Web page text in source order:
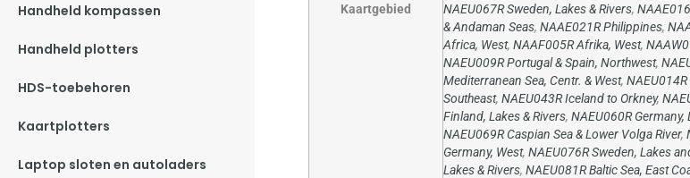
Handheld kompassen
Handheld plotters
HDS-toebehoren
Kaartplotters
Laptop sloten en autoladers
Kaartgebied NAEU067R Sweden, Lakes & Rivers,
& Andaman Seas, NAAE021R Philippines,
Africa, West, NAAF005R Afrika, West,
NAEU009R Portugal & Spain, Northwest,
Mediterranean Sea, Centr. & West, NAEU014R
Southeast, NAEU043R Iceland to Orkney,
Finland, Lakes & Rivers, NAEU060R Germany,
NAEU069R Caspian Sea & Lower Volga River,
Germany, West, NAEU076R Sweden, Lakes
Lakes & Rivers, NAEU081R Baltic Sea, East